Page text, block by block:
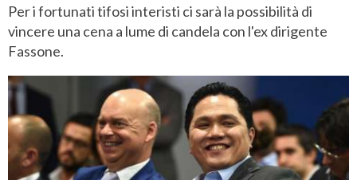
Per i fortunati tifosi interisti ci sarà la possibilità di
vincere una cena a lume di candela con l'ex dirigente
Fassone.